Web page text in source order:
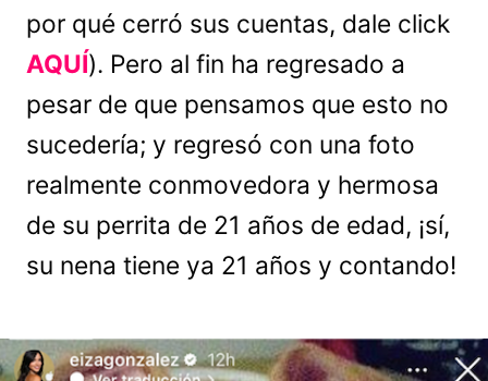
por qué cerró sus cuentas, dale click
AQUÍ). Pero al fin ha regresado a
pesar de que pensamos que esto no
sucedería; y regresó con una foto
realmente conmovedora y hermosa
de su perrita de 21 años de edad, ¡sí,
su nena tiene ya 21 años y contando!